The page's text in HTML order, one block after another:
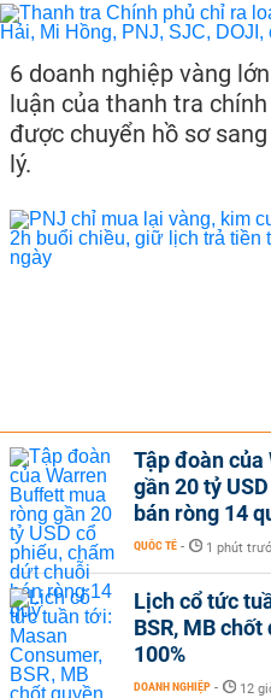
6 doanh nghiệp vàng
luận của thanh tra
được chuyển hồ sơ
lý.
Tập đoàn
gần 20 tỷ
bán ròng 14
QUỐC TẾ - 1 phút
Lịch cổ tức
BSR, MB
100%
DOANH NGHIỆP - 12